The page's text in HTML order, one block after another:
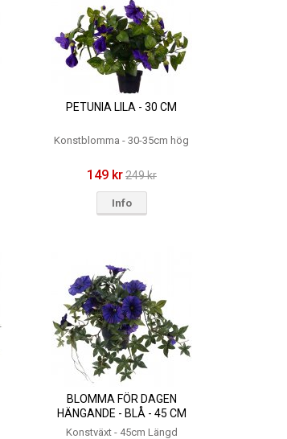
PETUNIA LILA - 30 CM
Konstblomma - 30-35cm hög
149 kr249 kr
Info
BLOMMA FÖR DAGEN
HÄNGANDE - BLÅ - 45 CM
Konstväxt - 45cm Längd